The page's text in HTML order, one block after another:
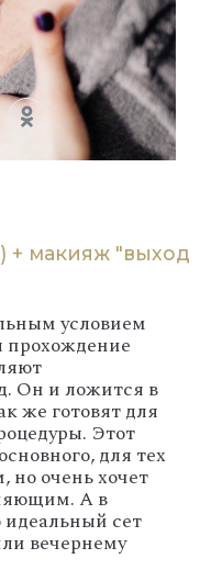
+ макияж "выход
условием
прохождение
Он и ложится в
же готовят для
Этот
для тех
но очень хочет
А в
сет
вечернему